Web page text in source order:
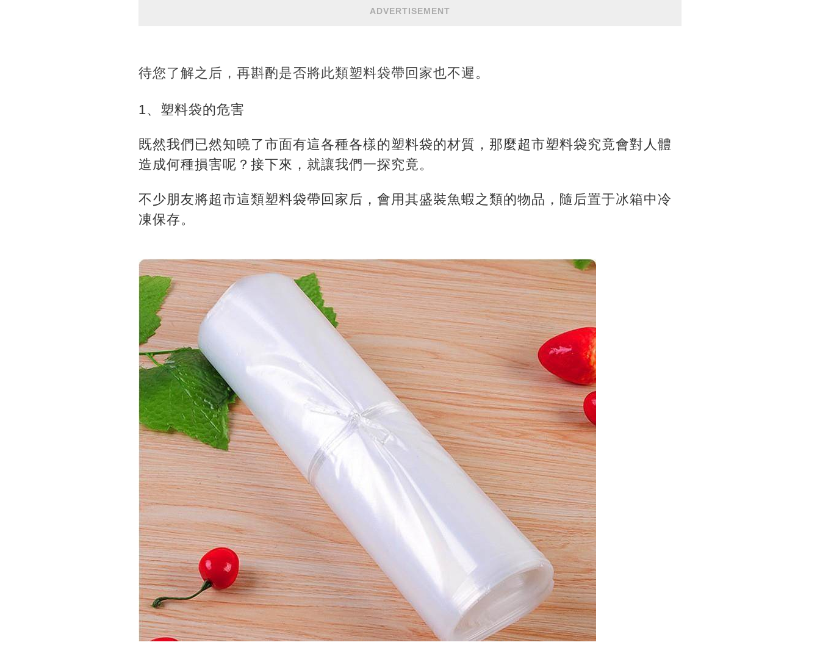
ADVERTISEMENT
待您了解之后，再斟酌是否將此類塑料袋帶回家也不遲。
1、塑料袋的危害
既然我們已然知曉了市面有這各種各樣的塑料袋的材質，那麼超市塑料袋究竟會對人體
造成何種損害呢？接下來，就讓我們一探究竟。
不少朋友將超市這類塑料袋帶回家后，會用其盛裝魚蝦之類的物品，隨后置于冰箱中冷
凍保存。